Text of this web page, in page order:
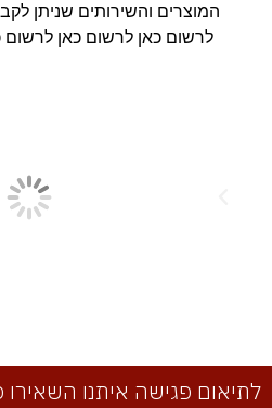
המוצרים והשירותים שניתן
לרשום כאן לרשום כאן לרשום
לתיאום פגישה איתנו השאירו